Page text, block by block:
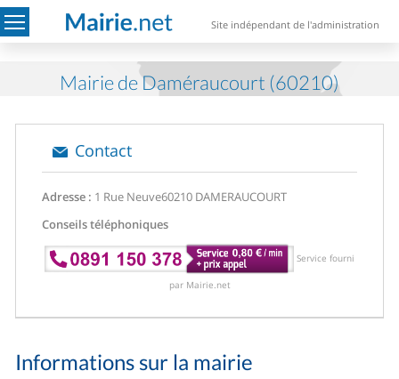
Site indépendant de l'administration
Mairie de Daméraucourt (60210)
Contact
Adresse : 1 Rue Neuve60210 DAMERAUCOURT
Conseils téléphoniques
Service fourni
par Mairie.net
Informations sur la mairie